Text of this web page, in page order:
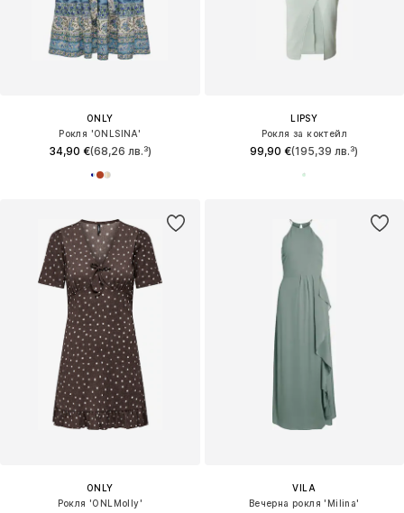
ONLY
Рокля 'ONLSINA'
34,90 €(68,26 лв.³)
LIPSY
Рокля за коктейл
99,90 €(195,39 лв.³)
ONLY
Рокля 'ONLMolly'
VILA
Вечерна рокля 'Milina'